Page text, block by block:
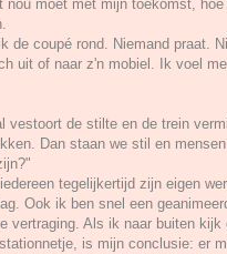
nou moet met mijn toekomst,
de coupé rond. Niemand praat.
uit of naar z'n mobiel. Ik voel
vestoort de stilte en de trein
Dan staan we stil en
tegelijkertijd zijn eigen
Ook ik ben snel een
vertraging. Als ik naar buiten
is mijn conclusie: er